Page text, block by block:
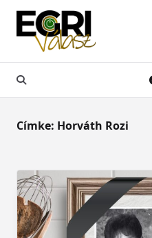
Skip
content
Címke: Horváth Rozi